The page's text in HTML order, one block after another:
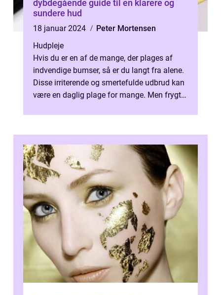
dybdegående guide til en klarere og
sundere hud
18 januar 2024
Peter Mortensen
Hudpleje
Hvis du er en af de mange, der plages af
indvendige bumser, så er du langt fra alene.
Disse irriterende og smertefulde udbrud kan
være en daglig plage for mange. Men frygt